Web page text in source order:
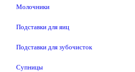
Молочники
Подставки для яиц
Подставки для зубочисток
Супницы